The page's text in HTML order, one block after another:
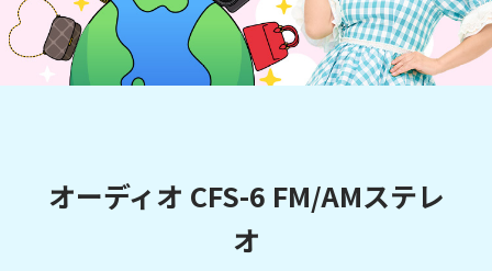
オーディオ CFS-6 FM/AMステレ
オ